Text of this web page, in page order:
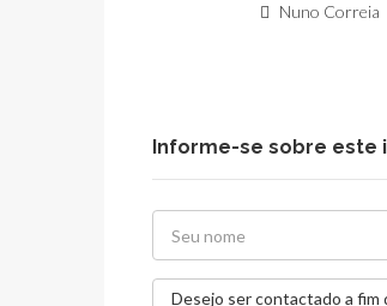
Nuno Correia
Informe-se sobre este